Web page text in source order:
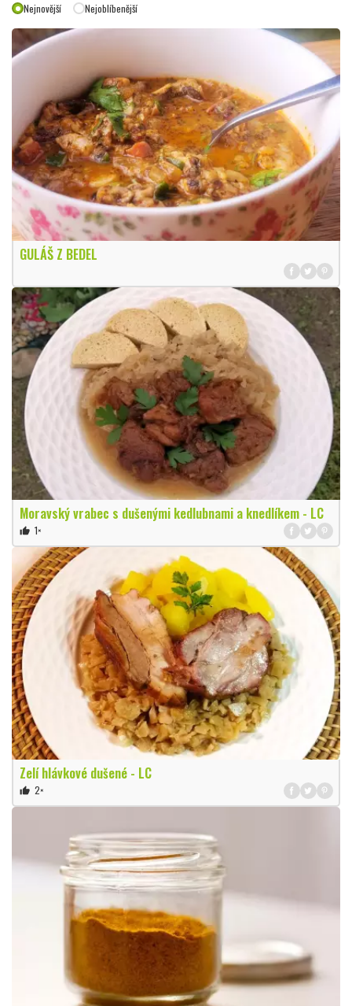
Nejnovější Nejoblíbenější
GULÁŠ Z BEDEL
Moravský vrabec s dušenými kedlubnami a knedlíkem - LC
thumb_up 1×
Zelí hlávkové dušené - LC
thumb_up 2×